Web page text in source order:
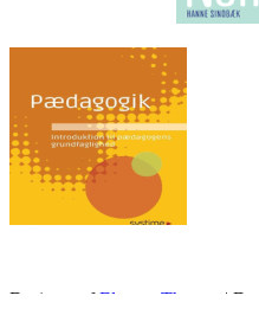
Designet afElegant Themes |